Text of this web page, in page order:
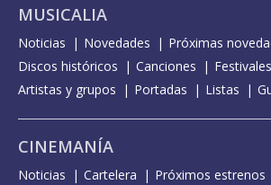
MUSICALIA
Noticias Novedades
Próximas
Discos históricos
Canciones Festivales
Artistas y grupos
Portadas Listas
CINEMANÍA
Noticias Cartelera Próximos estrenos